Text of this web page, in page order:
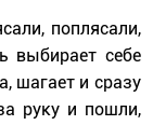
поплясали,
выбирает себе
шагает и сразу
руку и пошли,